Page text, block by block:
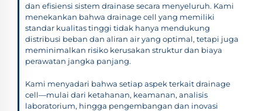
dan efisiensi sistem drainase secara menyeluruh. Kami
menekankan bahwa drainage cell yang memiliki
standar kualitas tinggi tidak hanya mendukung
distribusi beban dan aliran air yang optimal, tetapi juga
meminimalkan risiko kerusakan struktur dan biaya
perawatan jangka panjang.
Kami menyadari bahwa setiap aspek terkait drainage
cell—mulai dari ketahanan, keamanan, analisis
laboratorium, hingga pengembangan dan inovasi